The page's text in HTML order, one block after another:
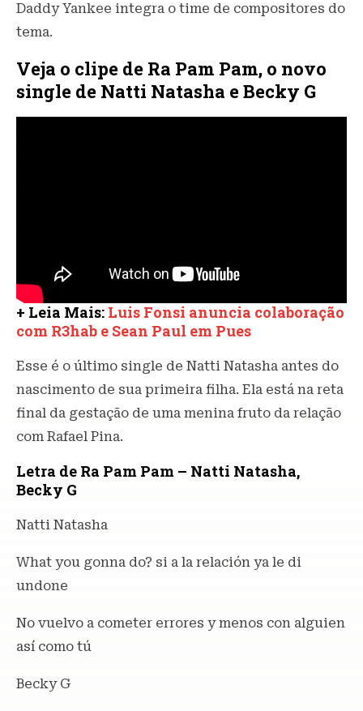
Daddy Yankee integra o time de compositores do
tema.
Veja o clipe de Ra Pam Pam, o novo
single de Natti Natasha e Becky G
+ Leia Mais: Luis Fonsi anuncia colaboração
com R3hab e Sean Paul em Pues
Esse é o último single de Natti Natasha antes do
nascimento de sua primeira filha. Ela está na reta
final da gestação de uma menina fruto da relação
com Rafael Pina.
Letra de Ra Pam Pam – Natti Natasha,
Becky G
Natti Natasha
What you gonna do? si a la relación ya le di
undone
No vuelvo a cometer errores y menos con alguien
así como tú
Becky G